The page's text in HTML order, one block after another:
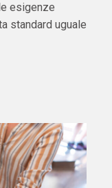
esigenze
standard uguale